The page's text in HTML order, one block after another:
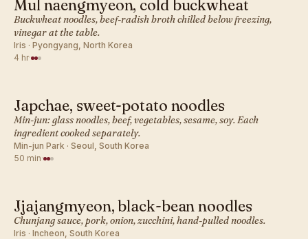
KOREAN · LUNCH
Mul naengmyeon, cold buckwheat
Buckwheat noodles, beef-radish broth chilled below freezing,
vinegar at the table.
Iris · Pyongyang, North Korea
4 hr·
KOREAN · LUNCH
Japchae, sweet-potato noodles
Min-jun: glass noodles, beef, vegetables, sesame, soy. Each
ingredient cooked separately.
Min-jun Park · Seoul, South Korea
50 min·
KOREAN · LUNCH
Jjajangmyeon, black-bean noodles
Chunjang sauce, pork, onion, zucchini, hand-pulled noodles.
Iris · Incheon, South Korea